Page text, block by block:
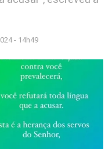
- 14h49